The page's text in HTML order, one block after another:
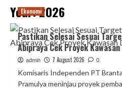
Year:2026
Ekonomi
Pastikan Selesai Sesuai
Abipraya Cek Proyek
admin 7 August 2026 0
Komisaris Independen PT
Pramulya meninjau proyek